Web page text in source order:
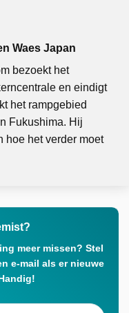
Waes Japan
bezoekt het
en eindigt
het rampgebied
Fukushima. Hij
hoe het verder moet
meer missen? Stel
e-mail als er nieuwe